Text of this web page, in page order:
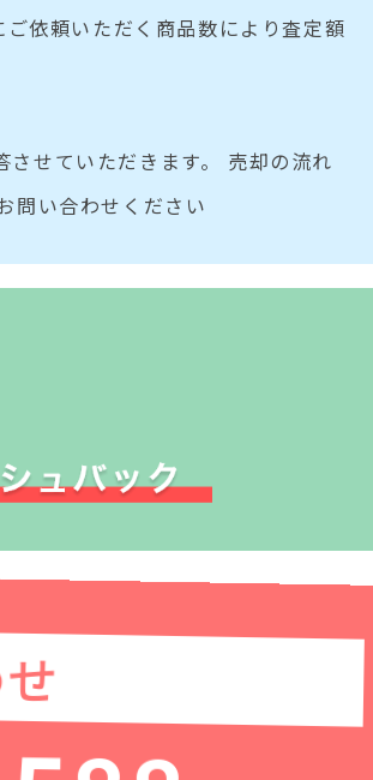
依頼いただく商品数により査定額
せていただきます。 売却の流れ
問い合わせください